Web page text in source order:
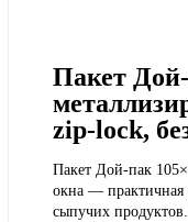
Пакет
zip-lock,
Пакет Дой-пак
окна — практичная
сыпучих